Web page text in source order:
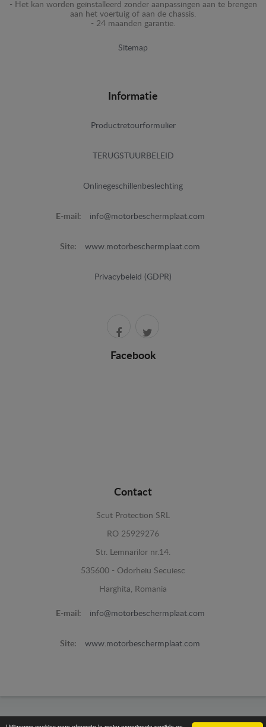
- Het kan worden geïnstalleerd zonder aanpassingen aan te brengen
aan het voertuig of aan de chassis.
- 24 maanden garantie.
Sitemap
Informatie
Productretourformulier
TERUGSTUURBELEID
Onlinegeschillenbeslechting
E-mail: info@motorbeschermplaat.com
Site: www.motorbeschermplaat.com
Privacybeleid (GDPR)
Facebook
Contact
Scut Protection SRL
RO 25929276
Str. Lemnarilor nr.14.
535600 - Odorheiu Secuiesc
Harghita, Romania
E-mail: info@motorbeschermplaat.com
Site: www.motorbeschermplaat.com